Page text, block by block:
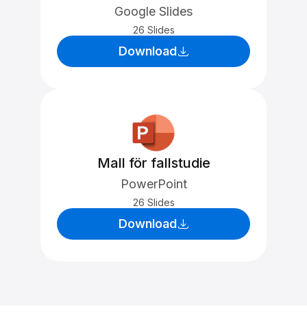
Google Slides
26 Slides
Download
Mall för fallstudie
PowerPoint
26 Slides
Download